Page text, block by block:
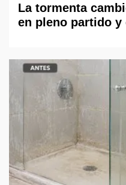
La tormenta
en pleno partido